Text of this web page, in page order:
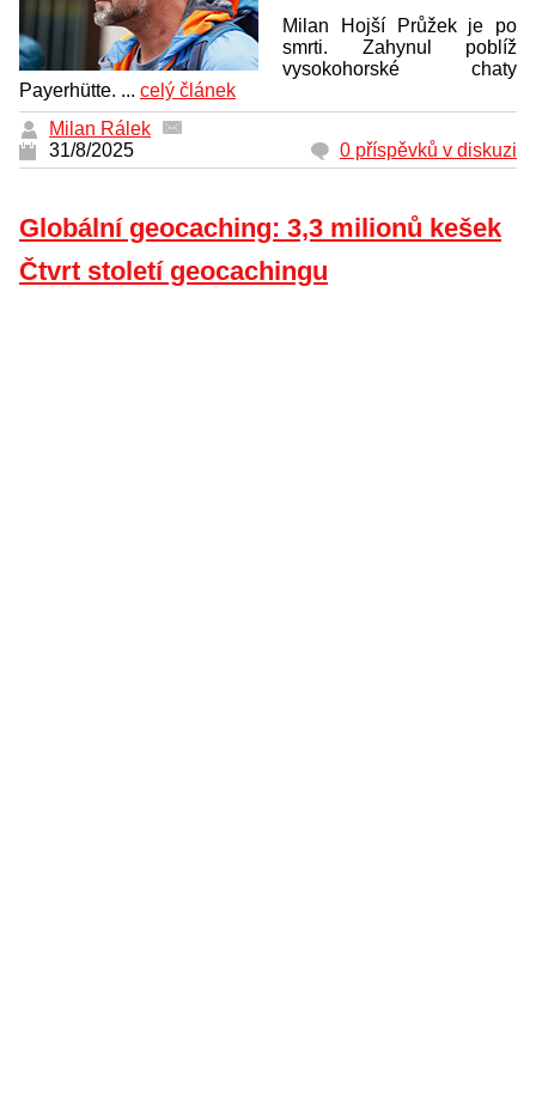
Milan Hojší Průžek je po
smrti. Zahynul poblíž
vysokohorské chaty
Payerhütte. ... celý článek
Milan Rálek
31/8/2025
0 příspěvků v diskuzi
Globální geocaching: 3,3 milionů kešek
Čtvrt století geocachingu